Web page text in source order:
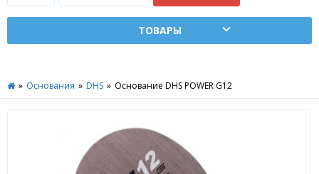
Оплата
доставка
Москва
» Основания » DHS » Основание DHS POWER G12